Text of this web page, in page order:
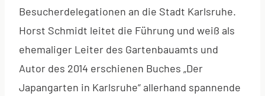
Besucherdelegationen an die Stadt Karlsruhe.
Horst Schmidt leitet die Führung und weiß als
ehemaliger Leiter des Gartenbauamts und
Autor des 2014 erschienen Buches „Der
Japangarten in Karlsruhe“ allerhand spannende